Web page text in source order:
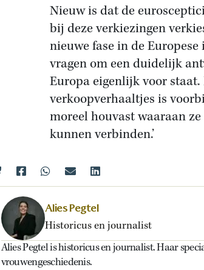
Nieuw is dat de
bij deze verkiezingen
nieuwe fase in de
vragen om een duidelijk
Europa eigenlijk voor
verkoopverhaaltjes is
moreel houvast waaraan
kunnen verbinden.’
Alies Pegtel
Historicus en journalist
Alies Pegtel is historicus en journalist. Haar
vrouwengeschiedenis.